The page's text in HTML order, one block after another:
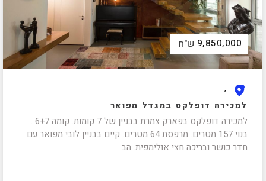
9,850,000 ש"ח
,
למכירה דופלקס במגדל מפואר
למכירה דופלקס בפארק צמרת בבניין של 7 קומות. קומה 6+7 .
בנוי 157 מטרים. מרפסת 64 מטרים. קיים בבניין לובי מפואר עם
חדר כושר ובריכה חצי אולימפית. הב